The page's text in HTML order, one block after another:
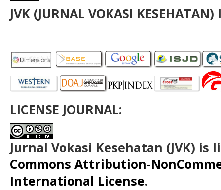
JVK (JURNAL VOKASI KESEHATAN)
LICENSE JOURNAL:
Jurnal Vokasi Kesehatan (JVK) is
Commons Attribution-
International License.